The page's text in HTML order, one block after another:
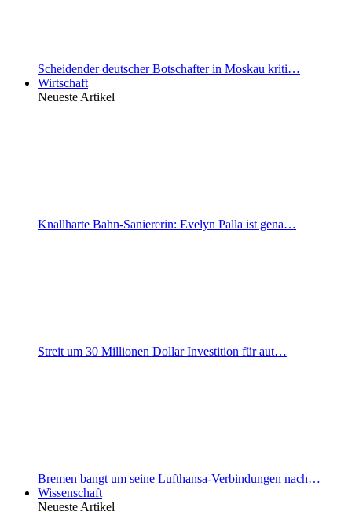
Scheidender deutscher Botschafter in Moskau kriti…
Wirtschaft
Neueste Artikel
Knallharte Bahn-Saniererin: Evelyn Palla ist gena…
Streit um 30 Millionen Dollar Investition für aut…
Bremen bangt um seine Lufthansa-Verbindungen nach…
Wissenschaft
Neueste Artikel